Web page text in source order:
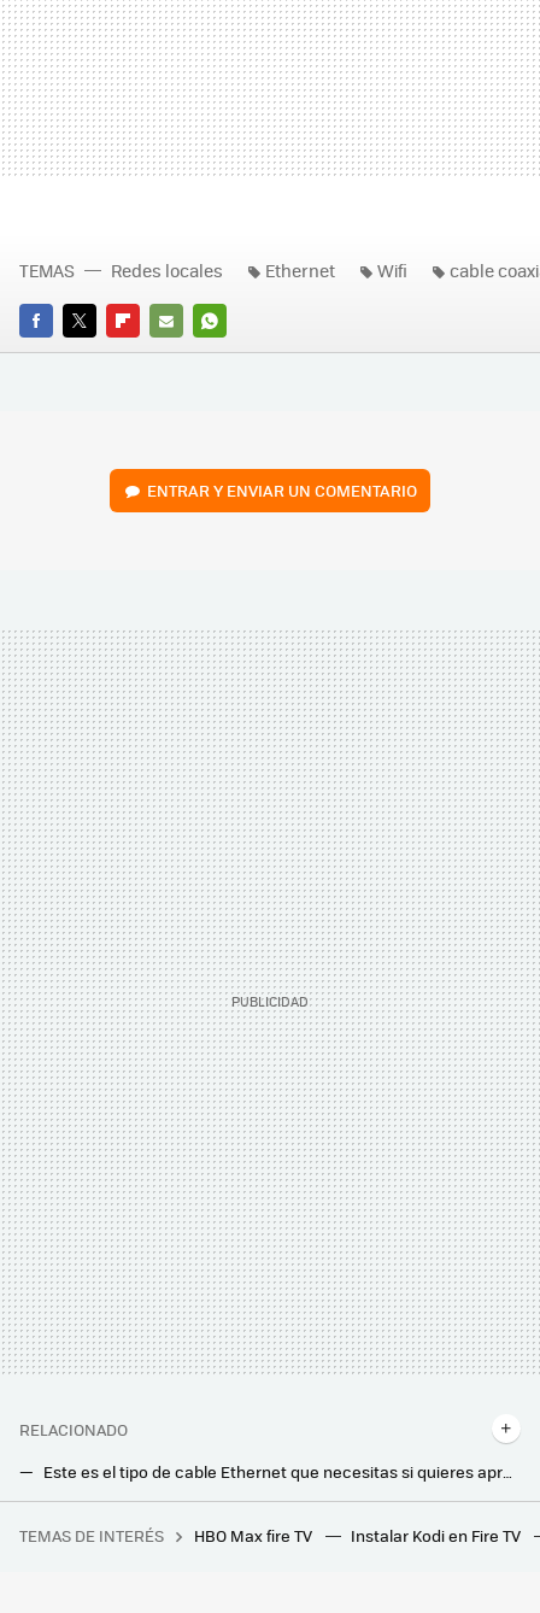
FACEBOOK
TWITTERFLIPBOARD
E-
WHATSAPP
TEMAS Redes locales Ethernet Wifi cable
ENTRAR Y ENVIAR UN COMENTARIO
RELACIONADO
Este es el tipo de cable Ethernet que necesitas si quieres aprovechar a tope tu conexión a Internet de fibra óptica. No hace falta más
Saber qué operadora da mejor conexión a Internet en tu barrio es ahora más fácil. Así puedes hacerlo con el test de la CNMC
Unos científicos españoles quieren salvar al planeta con un plan alocado: rellenar de agua el mar de Aral para capturar CO2
TEMAS DE INTERÉS HBO Max fire TV Instalar Kodi en Fire TV